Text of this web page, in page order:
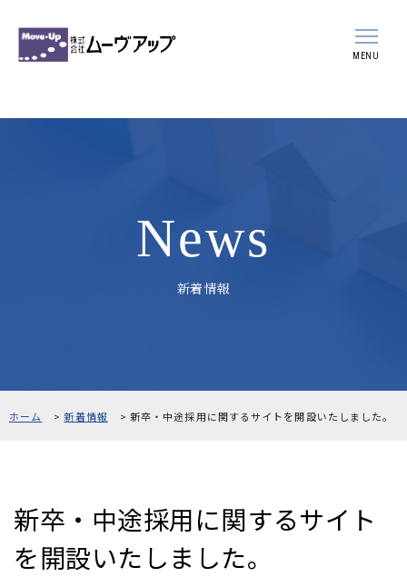
スタッフ紹介
お問い合わせ
MENU
News
新着情報
ホーム 新着情報 新卒・中途採用に関するサイトを開設いたしました。
新卒・中途採用に関するサイト
を開設いたしました。